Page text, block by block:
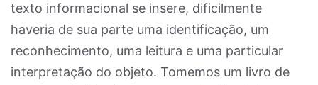
texto informacional se insere, dificilmente
haveria de sua parte uma identificação, um
reconhecimento, uma leitura e uma particular
interpretação do objeto. Tomemos um livro de